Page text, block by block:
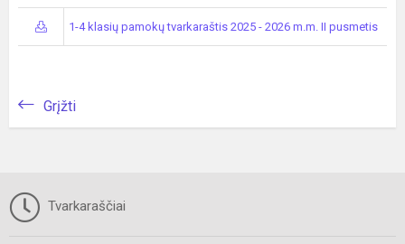
1-4 klasių pamokų tvarkaraštis 2025 - 2026 m.m. II pusmetis
Grįžti
Tvarkaraščiai